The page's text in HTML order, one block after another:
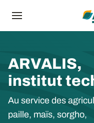
ARVALIS,
institut
Au service des
paille, maïs, sorgho,